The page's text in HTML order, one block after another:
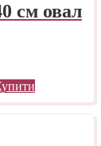
см овал